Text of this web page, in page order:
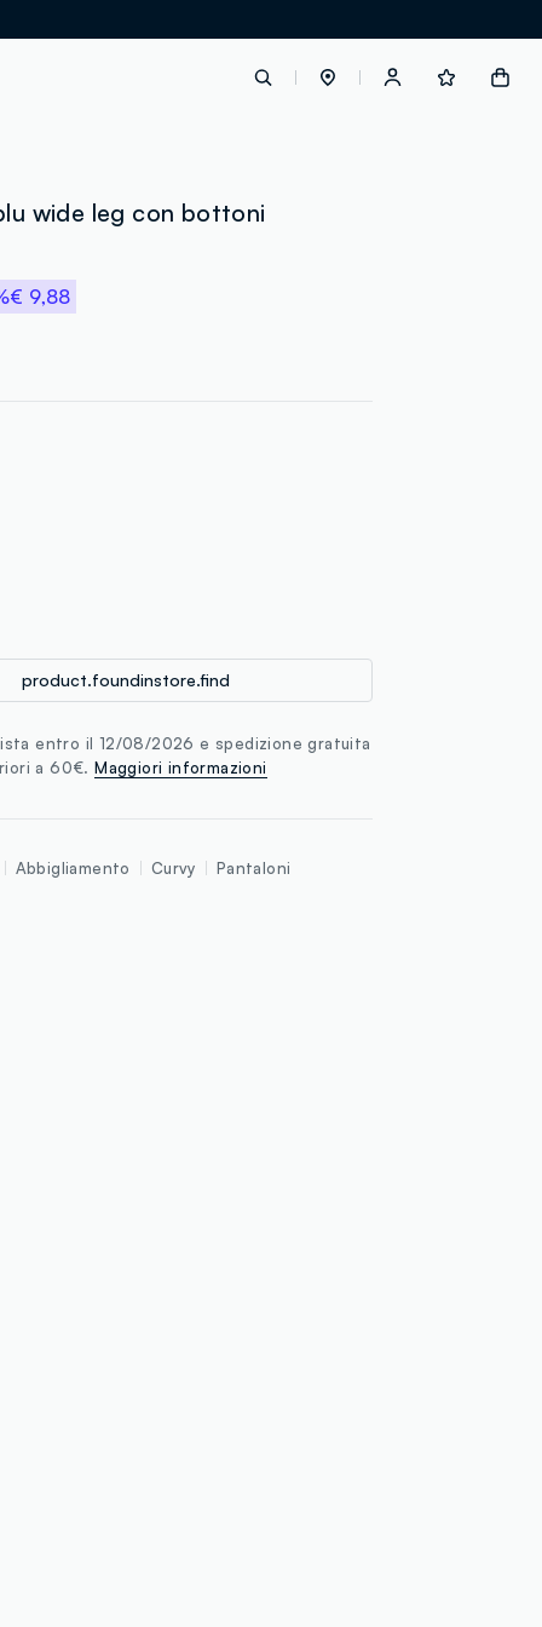
wide leg con bottoni
€ 9,88
product.foundinstore.find
entro il 12/08/2026 e spedizione gratuita
a 60€.Maggiori informazioni
Abbigliamento Curvy Pantaloni